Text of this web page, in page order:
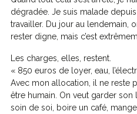
dégradée. Je suis malade
travailler. Du jour au lendemain,
rester digne, mais c’est
Les charges, elles, restent.
« 850 euros de loyer, eau,
Avec mon allocation, il ne reste
être humain. On veut garder
soin de soi, boire un café,